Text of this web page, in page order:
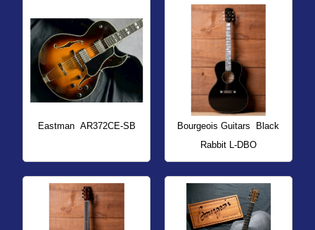
Eastman AR372CE-SB Bourgeois Guitars
Black
Rabbit L-DBO